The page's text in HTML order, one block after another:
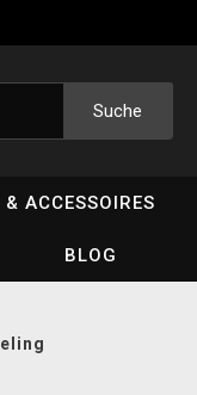
Suche
ACCESSOIRES
BLOG